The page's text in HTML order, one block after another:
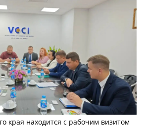
края находится с рабочим визитом